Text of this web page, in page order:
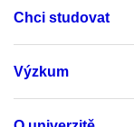
Chci studovat
Výzkum